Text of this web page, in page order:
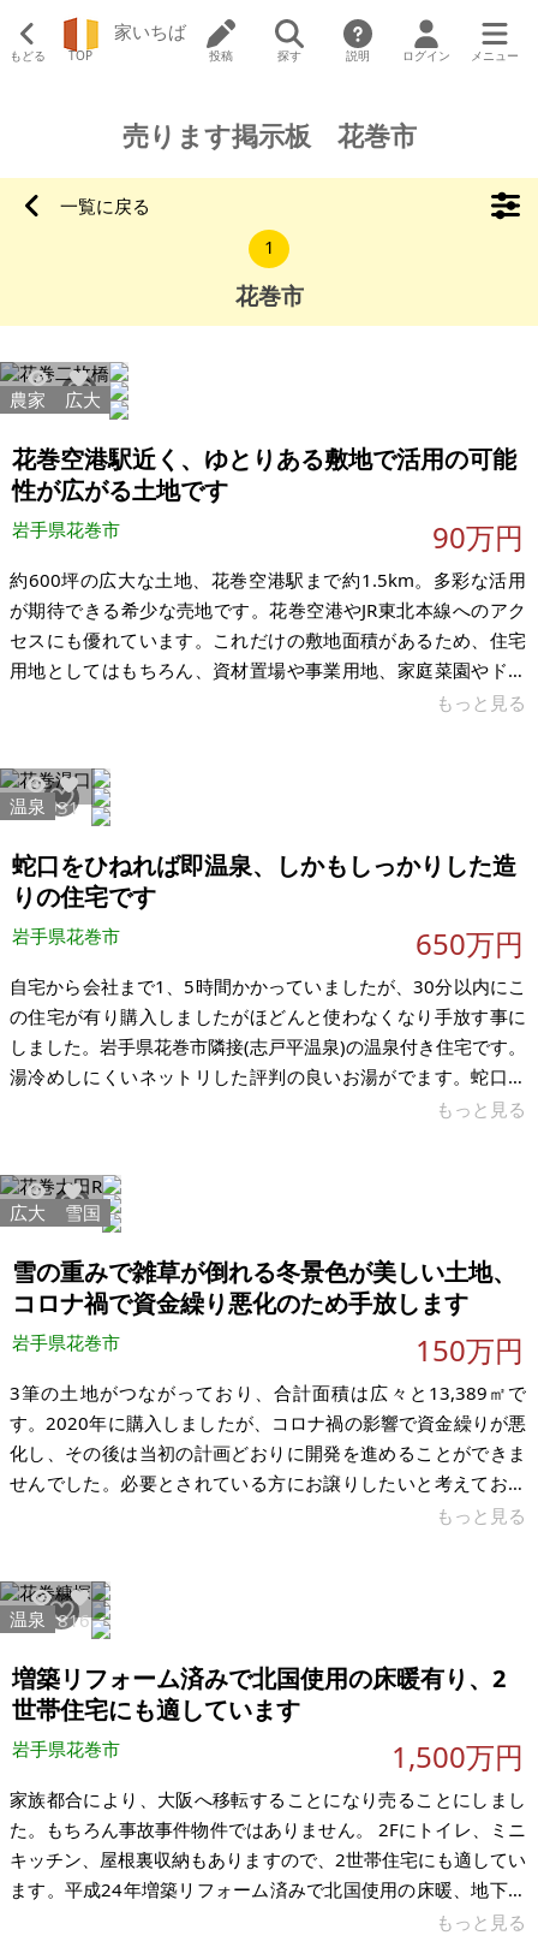
もどる TOP
家いちば
投稿 探す 説明 ログイン メニュー
売ります掲示板 花巻市
一覧に戻る
1
花巻市
5918 16
農家 広大
花巻空港駅近く、ゆとりある敷地で活用の可能
性が広がる土地です
岩手県花巻市 90万円
約600坪の広大な土地、花巻空港駅まで約1.5km。多彩な活用
が期待できる希少な売地です。花巻空港やJR東北本線へのアク
セスにも優れています。これだけの敷地面積があるため、住宅
用地としてはもちろん、資材置場や事業用地、家庭菜園やドッ
グランを備えた住まいなど、幅広い用途での活用が期待できま
ているため、農地転用は可能」との回答を得ております。本物
件は相続により取得した土地であり、今後の利用予定がないた
め、有効活用していただける方へお譲りしたいと考えておりま
す。 なお、現況では樹木が
もっと見る
447031
温泉
蛇口をひねれば即温泉、しかもしっかりした造
りの住宅です
岩手県花巻市 650万円
自宅から会社まで1、5時間かかっていましたが、30分以内にこ
の住宅が有り購入しましたがほどんと使わなくなり手放す事に
しました。岩手県花巻市隣接(志戸平温泉)の温泉付き住宅です。
湯冷めしにくいネットリした評判の良いお湯がでます。蛇口を
ひねれば、即温泉です。温泉元湯直接の住宅です。大きな地震
㎡ 構造：木造2階建 現況：空家 希望価格：650万円 温泉使用
料：月額9.000円 温泉保証料：30万円(解約時返金されます) ※
現状有姿、および公簿売買でのお取引きとなります。
もっと見る
8543 46
広大 雪国
雪の重みで雑草が倒れる冬景色が美しい土地、
コロナ禍で資金繰り悪化のため手放します
岩手県花巻市 150万円
3筆の土地がつながっており、合計面積は広々と13,389㎡で
す。2020年に購入しましたが、コロナ禍の影響で資金繰りが悪
化し、その後は当初の計画どおりに開発を進めることができま
せんでした。必要とされている方にお譲りしたいと考えており
（岩手県道37号花巻平泉線）と、数百メートルの未舗装道路で
直結されて、決して深い山奥や山間の集落ではありませんの
で、活用しやすいと考えます。ご安心ください。 多少の高低差
はあるものの、全体的
もっと見る
1191816
温泉
増築リフォーム済みで北国使用の床暖有り、2
世帯住宅にも適しています
岩手県花巻市 1,500万円
家族都合により、大阪へ移転することになり売ることにしまし
た。もちろん事故事件物件ではありません。 2Fにトイレ、ミニ
キッチン、屋根裏収納もありますので、2世帯住宅にも適してい
ます。平成24年増築リフォーム済みで北国使用の床暖、地下収
納、2Fに離れのお部屋もあります。部屋数はLDK12、K6、洋
もっと見る